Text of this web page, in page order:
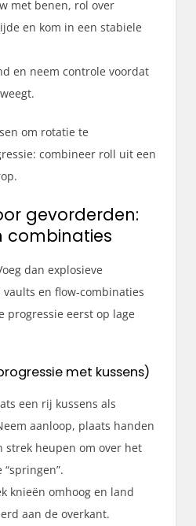
met benen, rol over
en kom in een stabiele
en neem controle voordat
om rotatie te
combineer roll uit een
gevorderden:
combinaties
dan explosieve
en flow-combinaties
progressie eerst op lage
met kussens)
een rij kussens als
aanloop, plaats handen
strek heupen om over het
knieën omhoog en land
aan de overkant.